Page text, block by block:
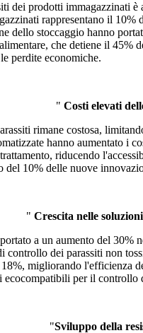
prodotti immagazzinati
rappresentano il
dello stoccaggio hanno
che detiene il
perdite economiche.
" Costi elevati
rimane costosa,
hanno aumentato
riducendo
del 10% delle nuove
" Crescita nelle
a un aumento del
controllo dei parassiti non
migliorando l'efficienza
per il
"Sviluppo della